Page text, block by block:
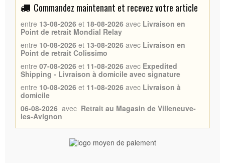
Commandez maintenant et recevez votre article
entre 13-08-2026 et 18-08-2026 avec Livraison en
Point de retrait Mondial Relay
entre 10-08-2026 et 13-08-2026 avec Livraison en
Point de retrait Colissimo
entre 07-08-2026 et 11-08-2026 avec Expedited
Shipping - Livraison à domicile avec signature
entre 10-08-2026 et 11-08-2026 avec Livraison à
domicile
06-08-2026 avec Retrait au Magasin de Villeneuve-
les-Avignon